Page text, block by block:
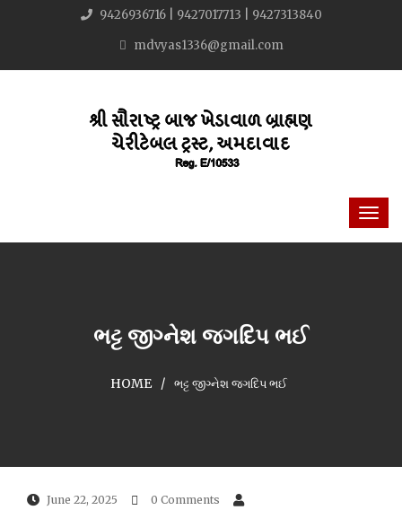
9426936716 | 9427017713 | 9427313840
mdvyas1336@gmail.com
ભટ્ટ જીગ્નેશ જગદિપ ભઈ
HOME ભટ્ટ જીગ્નેશ જગદિપ ભઈ
June 22, 2025 0 Comments